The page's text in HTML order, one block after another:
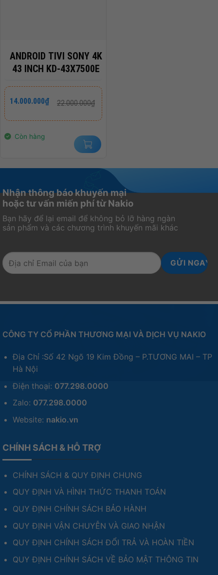
ANDROID TIVI SONY 4K
43 INCH KD-43X7500E
22.000.000₫
Giá
gốc
22.000.000₫.
14.000.000₫
Giá
hiện
là:
Còn hàng
Nhận thông báo khuyến mại
hoặc tư vấn miến phí từ Nakio
Bạn hãy để lại email để không bỏ lỡ hàng ngàn
sản phẩm và các chương trình khuyến mãi khác
CÔNG TY CỔ PHẦN THƯƠNG MẠI VÀ DỊCH VỤ NAKIO
Địa Chỉ :Số 42 Ngõ 19 Kim Đồng – P.TƯƠNG MAI – TP
Hà Nội
Điện thoại: 077.298.0000
Zalo: 077.298.0000
Website: nakio.vn
CHÍNH SÁCH & HỖ TRỢ
CHÍNH SÁCH & QUY ĐỊNH CHUNG
QUY ĐỊNH VÀ HÌNH THỨC THANH TOÁN
QUY ĐỊNH CHÍNH SÁCH BẢO HÀNH
QUY ĐỊNH VẬN CHUYỄN VÀ GIAO NHẬN
QUY ĐỊNH CHÍNH SÁCH ĐỔI TRẢ VÀ HOÀN TIỀN
QUY ĐỊNH CHÍNH SÁCH VỀ BẢO MẬT THÔNG TIN